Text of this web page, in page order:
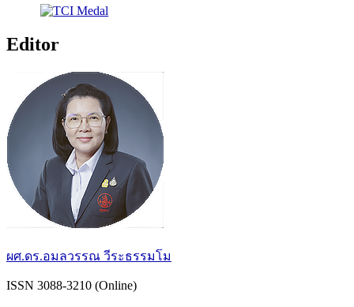
Editor
ผศ.ดร.อมลวรรณ วีระธรรมโม
ISSN 3088-3210 (Online)